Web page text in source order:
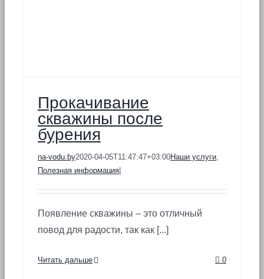
Прокачивание
скважины после
бурения
na-vodu.by2020-04-05T11:47:47+03:00Наши услуги,
Полезная информация
Появление скважины – это отличный
повод для радости, так как [...]
Читать дальше 0